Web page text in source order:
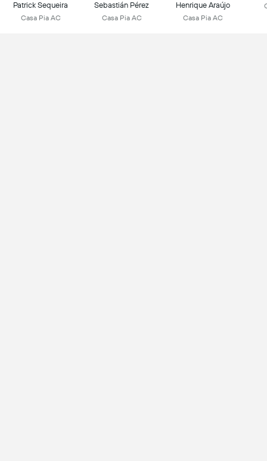
Patrick Sequeira
Casa Pia AC
Sebastián Pérez
Casa Pia AC
Henrique Araújo
Casa Pia AC